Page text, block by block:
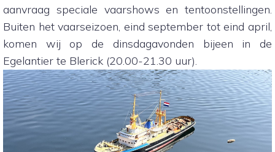
aanvraag speciale vaarshows en tentoonstellingen.
Buiten het vaarseizoen, eind september tot eind april,
komen wij op de dinsdagavonden bijeen in de
Egelantier te Blerick (20.00-21.30 uur).